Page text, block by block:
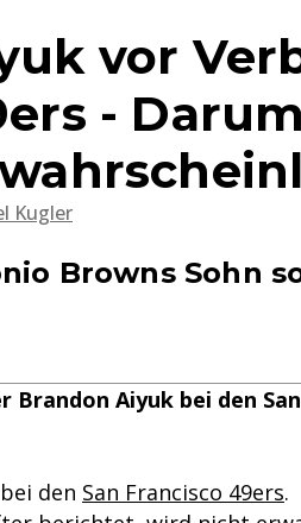
vor
-
Kugler
Browns Sohn
Brandon Aiyuk bei den
den San Francisco 49ers.